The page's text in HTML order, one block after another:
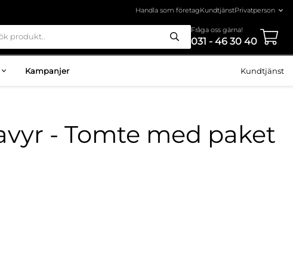
Handla som företagKundtjänst
Fråga oss gärna!
031 - 46 30 40
Kampanjer Kundtjänst
- Tomte med paket